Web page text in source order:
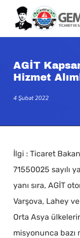
main
AGİT
Hizmet
4 Şubat 2022
İlgi : Ticaret
71550025 sayılı
yanı sıra, AGİT
Varşova, Lahey
Orta Asya
misyonunca bazı